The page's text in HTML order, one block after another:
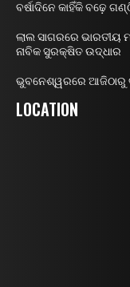
ବର୍ଷାଦିନେ କାହିଁକି ବଢ଼େ
ଲାଲ ସାଗରରେ ଭାରତୀୟ
ନାବିକ ସୁରକ୍ଷିତ ଉଦ୍ଧାର
ଭୁବନେଶ୍ୱରରେ ଆଜିଠାରୁ
LOCATION